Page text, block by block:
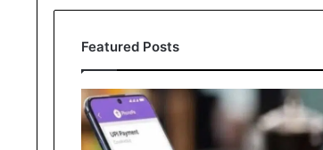
Featured Posts
U
P
I